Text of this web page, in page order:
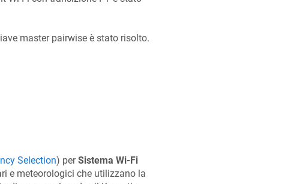
master pairwise è stato risolto.
Selection) perSistema Wi-Fi
e meteorologici che utilizzano la